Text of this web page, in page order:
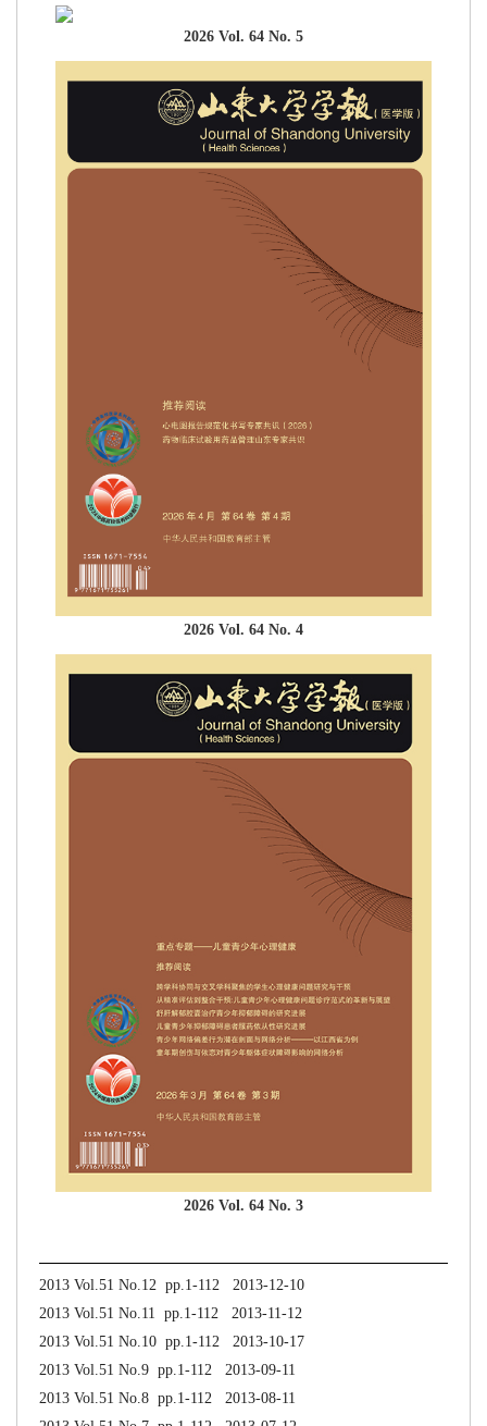
2026 Vol. 64 No. 5
2026 Vol. 64 No. 4
2026 Vol. 64 No. 3
2013 Vol.51 No.12 pp.1-112 2013-12-10
2013 Vol.51 No.11 pp.1-112 2013-11-12
2013 Vol.51 No.10 pp.1-112 2013-10-17
2013 Vol.51 No.9 pp.1-112 2013-09-11
2013 Vol.51 No.8 pp.1-112 2013-08-11